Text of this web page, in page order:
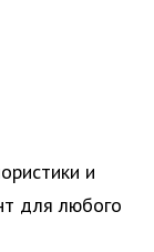
и
для любого